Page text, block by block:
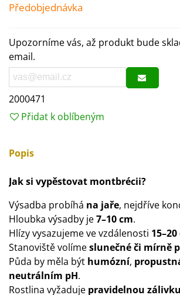
Předobjednávka
Upozorníme vás, až produkt bude
email.
2000471
Přidat k oblíbeným
Popis
Jak si vypěstovat montbrécii?
Výsadba probíhá na jaře, nejdříve
Hloubka výsadby je7–10 cm.
Hlízy vysazujeme ve vzdálenosti
Stanoviště volímeslunečné či mírně
Půda by měla být humózní,
neutrálním pH.
Rostlina vyžaduje pravidelnou zálivku